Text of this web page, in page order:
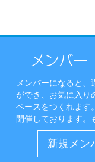
メンバーになると、
ができ、お気に入り
ベースをつくれます
開催しております。
新規メン